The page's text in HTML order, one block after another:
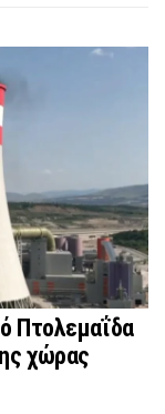
Πτολεμαΐδα
χώρας